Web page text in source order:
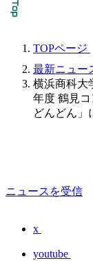
TOPページ
最新ニュー
横浜商科大
年度 鶴見
どんどん」
ニュースを受信
x
youtube